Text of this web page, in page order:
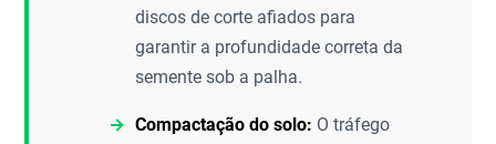
discos de corte afiados para
garantir a profundidade correta da
semente sob a palha.
Compactação do solo: O tráfego